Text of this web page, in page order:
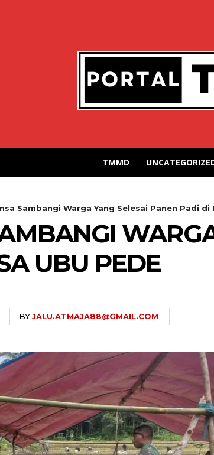
TMMD
Sambangi Warga Yang Selesai Panen Padi di
UBU PEDE
BYJALU.ATMAJA88@GMAIL.COM